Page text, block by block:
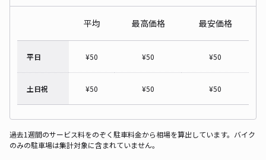
平均 最高価格 最安価格
平日 ¥50 ¥50 ¥50
土日祝 ¥50 ¥50 ¥50
過去1週間のサービス料をのぞく駐車料金から相場を算出しています。バイク
のみの駐車場は集計対象に含まれていません。